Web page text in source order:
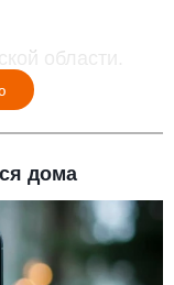
области.
дома